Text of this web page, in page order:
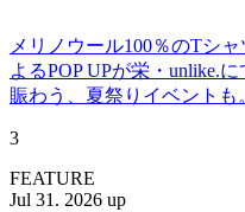
メリノウール100％のTシ
よるPOP UPが栄・unlike.
賑わう、夏祭りイベントも
3
FEATURE
Jul 31. 2026 up